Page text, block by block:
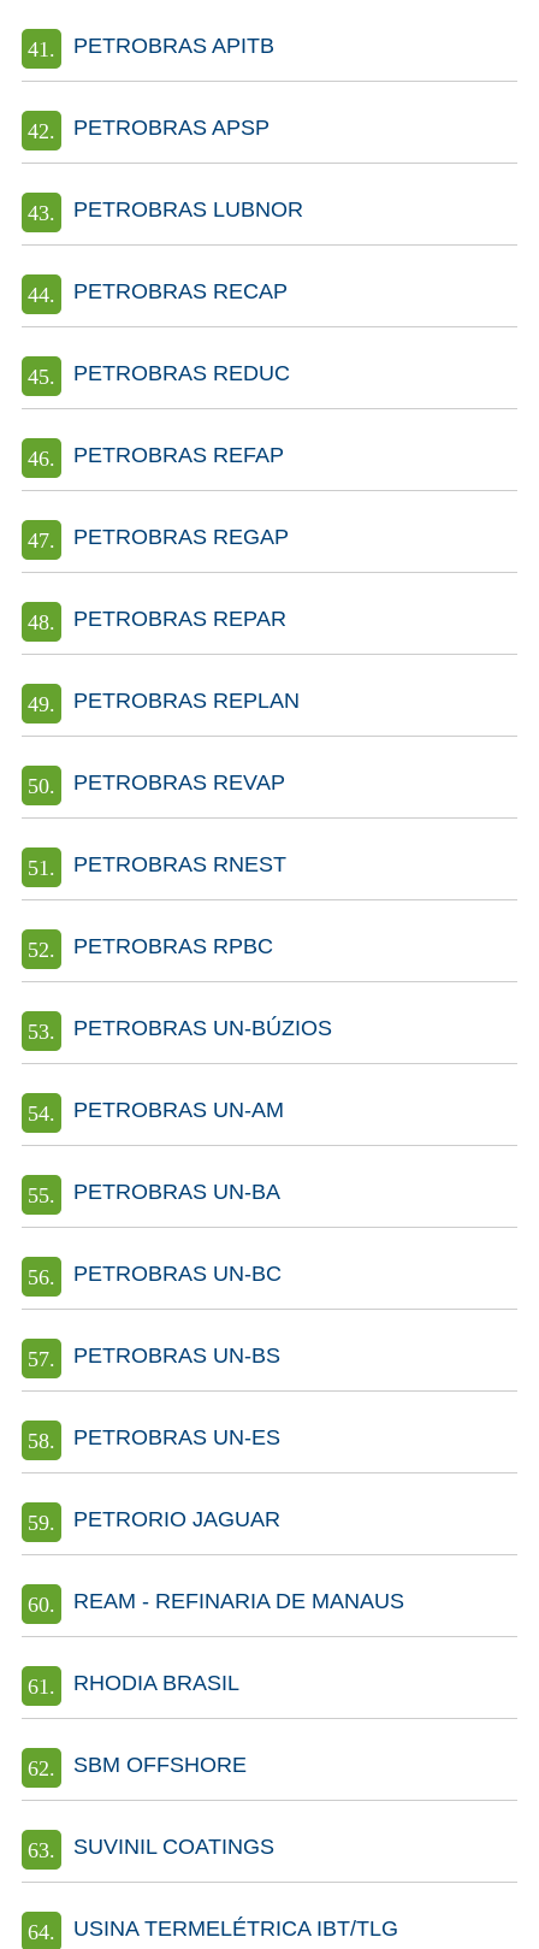
PETROBRAS APITB
PETROBRAS APSP
PETROBRAS LUBNOR
PETROBRAS RECAP
PETROBRAS REDUC
PETROBRAS REFAP
PETROBRAS REGAP
PETROBRAS REPAR
PETROBRAS REPLAN
PETROBRAS REVAP
PETROBRAS RNEST
PETROBRAS RPBC
PETROBRAS UN-BÚZIOS
PETROBRAS UN-AM
PETROBRAS UN-BA
PETROBRAS UN-BC
PETROBRAS UN-BS
PETROBRAS UN-ES
PETRORIO JAGUAR
REAM - REFINARIA DE MANAUS
RHODIA BRASIL
SBM OFFSHORE
SUVINIL COATINGS
USINA TERMELÉTRICA IBT/TLG